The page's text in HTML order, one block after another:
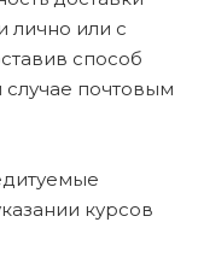
лично или с
способ
почтовым
курсов